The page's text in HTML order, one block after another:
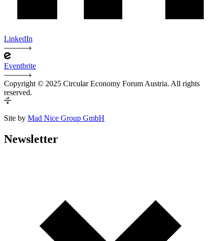
LinkedIn
Eventbrite
Copyright © 2025 Circular Economy Forum Austria. All rights
reserved.
Site by Mad Nice Group GmbH
Newsletter